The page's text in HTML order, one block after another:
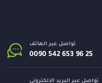
تواصل عبر الهاتف
تواصل عبر البريد الالكتروني